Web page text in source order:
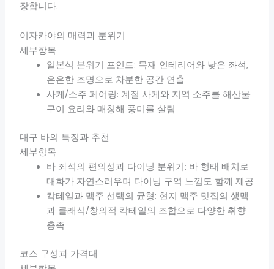
장합니다.
이자카야의 매력과 분위기
세부항목
일본식 분위기 포인트: 목재 인테리어와 낮은 좌석,
은은한 조명으로 차분한 공간 연출
사케/소주 페어링: 계절 사케와 지역 소주를 해산물·
구이 요리와 매칭해 풍미를 살림
대구 바의 특징과 추천
세부항목
바 좌석의 편의성과 다이닝 분위기: 바 형태 배치로
대화가 자연스러우며 다이닝 구역 느낌도 함께 제공
칵테일과 맥주 선택의 균형: 현지 맥주 맛집의 생맥
과 클래식/창의적 칵테일의 조합으로 다양한 취향
충족
코스 구성과 가격대